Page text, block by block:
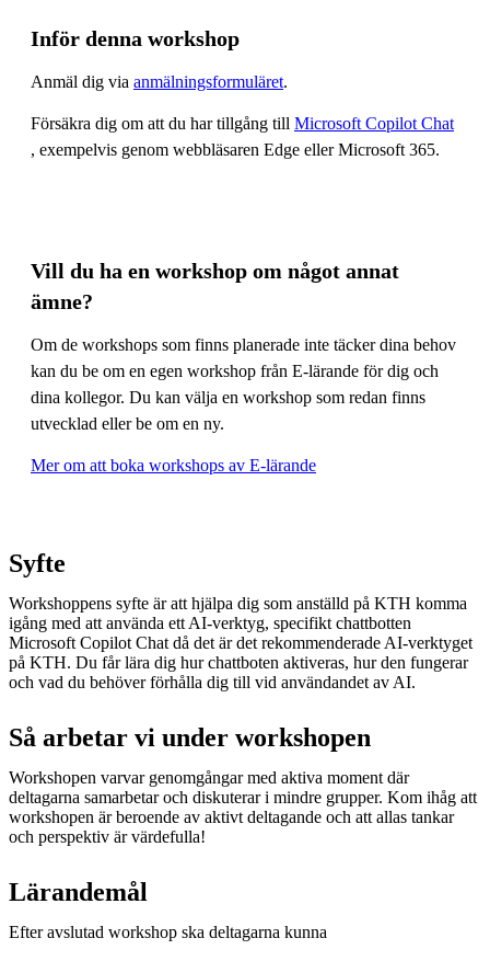
Inför denna workshop
Anmäl dig via anmälningsformuläret.
Försäkra dig om att du har tillgång till Microsoft Copilot Chat
, exempelvis genom webbläsaren Edge eller Microsoft 365.
Vill du ha en workshop om något annat
ämne?
Om de workshops som finns planerade inte täcker dina behov
kan du be om en egen workshop från E-lärande för dig och
dina kollegor. Du kan välja en workshop som redan finns
utvecklad eller be om en ny.
Mer om att boka workshops av E-lärande
Syfte
Workshoppens syfte är att hjälpa dig som anställd på KTH komma
igång med att använda ett AI-verktyg, specifikt chattbotten
Microsoft Copilot Chat då det är det rekommenderade AI-verktyget
på KTH. Du får lära dig hur chattboten aktiveras, hur den fungerar
och vad du behöver förhålla dig till vid användandet av AI.
Så arbetar vi under workshopen
Workshopen varvar genomgångar med aktiva moment där
deltagarna samarbetar och diskuterar i mindre grupper. Kom ihåg att
workshopen är beroende av aktivt deltagande och att allas tankar
och perspektiv är värdefulla!
Lärandemål
Efter avslutad workshop ska deltagarna kunna